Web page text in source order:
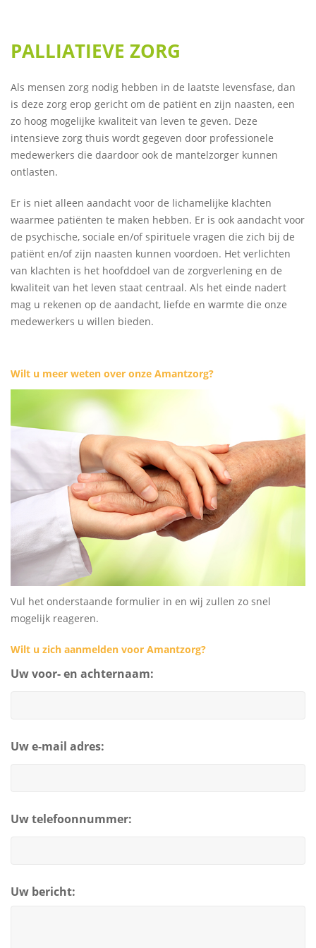
PALLIATIEVE ZORG
Als mensen zorg nodig hebben in de laatste levensfase, dan
is deze zorg erop gericht om de patiënt en zijn naasten, een
zo hoog mogelijke kwaliteit van leven te geven. Deze
intensieve zorg thuis wordt gegeven door professionele
medewerkers die daardoor ook de mantelzorger kunnen
ontlasten.
Er is niet alleen aandacht voor de lichamelijke klachten
waarmee patiënten te maken hebben. Er is ook aandacht voor
de psychische, sociale en/of spirituele vragen die zich bij de
patiënt en/of zijn naasten kunnen voordoen. Het verlichten
van klachten is het hoofddoel van de zorgverlening en de
kwaliteit van het leven staat centraal. Als het einde nadert
mag u rekenen op de aandacht, liefde en warmte die onze
medewerkers u willen bieden.
Wilt u meer weten over onze Amantzorg?
Vul het onderstaande formulier in en wij zullen zo snel
mogelijk reageren.
Wilt u zich aanmelden voor Amantzorg?
Uw voor- en achternaam:
Uw e-mail adres:
Uw telefoonnummer:
Uw bericht: